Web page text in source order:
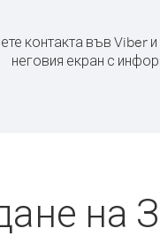
контакта във Viber
неговия екран с
на